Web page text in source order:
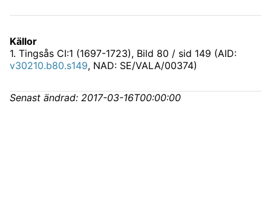
Källor
1. Tingsås CI:1 (1697-1723), Bild 80 / sid 149 (AID:
v30210.b80.s149, NAD: SE/VALA/00374)
Senast ändrad: 2017-03-16T00:00:00